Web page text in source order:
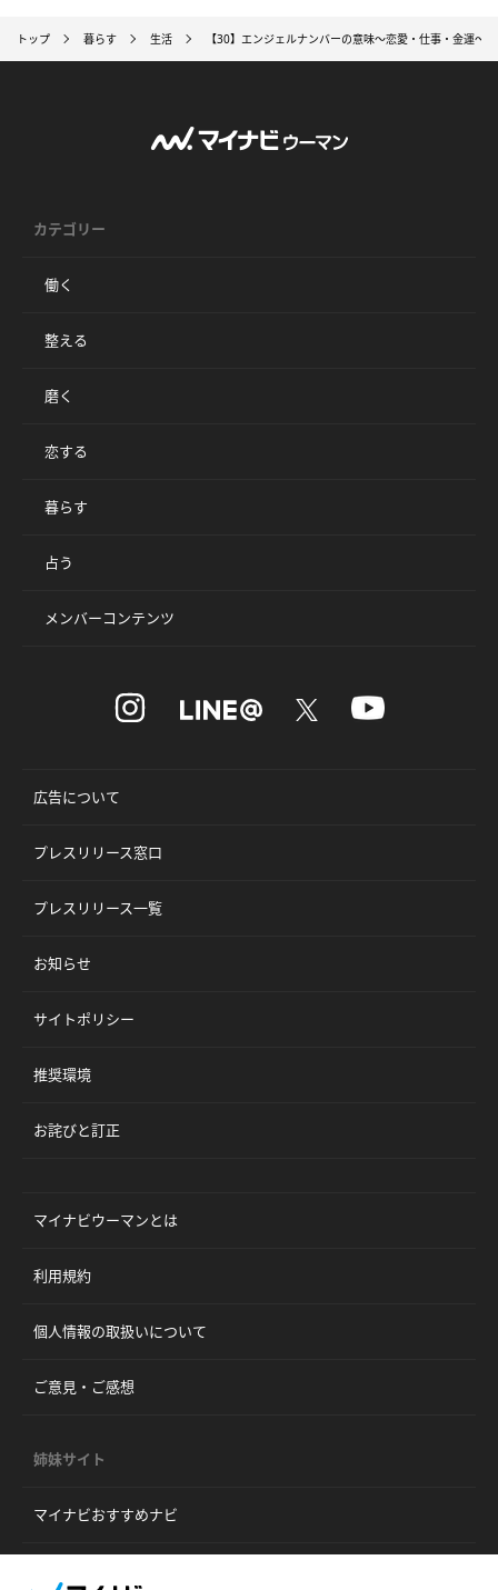
トップ 暮らす 生活 【30】エンジェルナンバーの意味～恋愛・仕事・金運～
カテゴリー
働く
整える
磨く
恋する
暮らす
占う
メンバーコンテンツ
広告について
プレスリリース窓口
プレスリリース一覧
お知らせ
サイトポリシー
推奨環境
お詫びと訂正
マイナビウーマンとは
利用規約
個人情報の取扱いについて
ご意見・ご感想
姉妹サイト
マイナビおすすめナビ